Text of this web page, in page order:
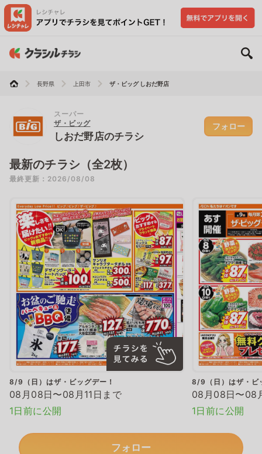
長野県 上田市 ザ・ビッグ しおだ野店
スーパー
ザ・ビッグ
しおだ野店のチラシ
フォロー
最新のチラシ（全2枚）
最終更新：2026/08/08
8/9（日）はザ・ビッグデー！
08月08日〜08月11日まで
1日前に公開
8/9（日）はザ・ビ
08月08日〜08
1日前に公開
フォロー